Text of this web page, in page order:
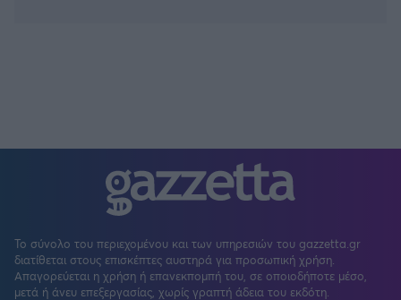
Το σύνολο του περιεχομένου και των υπηρεσιών του gazzetta.gr
διατίθεται στους επισκέπτες αυστηρά για προσωπική χρήση.
Απαγορεύεται η χρήση ή επανεκπομπή του, σε οποιοδήποτε μέσο,
μετά ή άνευ επεξεργασίας, χωρίς γραπτή άδεια του εκδότη.